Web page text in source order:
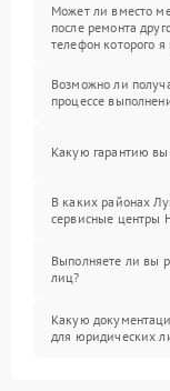
Может ли вместо
после ремонта
телефон которого
Возможно ли
процессе
Какую гарантию вы
В каких районах
сервисные центры
Выполняете ли вы
лиц?
Какую
для юридических